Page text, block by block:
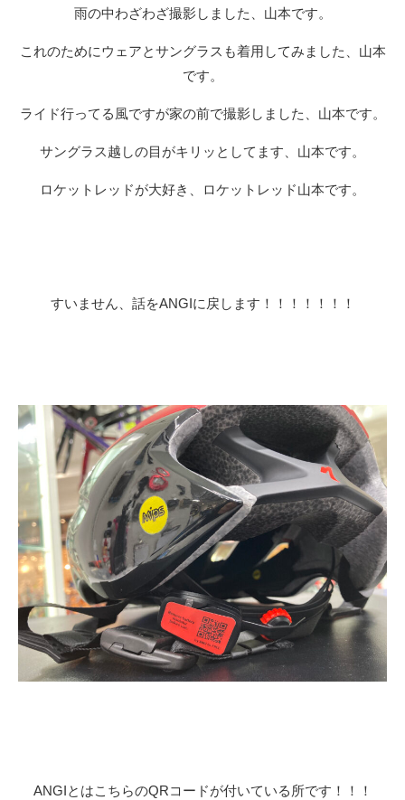
雨の中わざわざ撮影しました、山本です。
これのためにウェアとサングラスも着用してみました、山本
です。
ライド行ってる風ですが家の前で撮影しました、山本です。
サングラス越しの目がキリッとしてます、山本です。
ロケットレッドが大好き、ロケットレッド山本です。
すいません、話をANGIに戻します！！！！！！！
ANGIとはこちらのQRコードが付いている所です！！！